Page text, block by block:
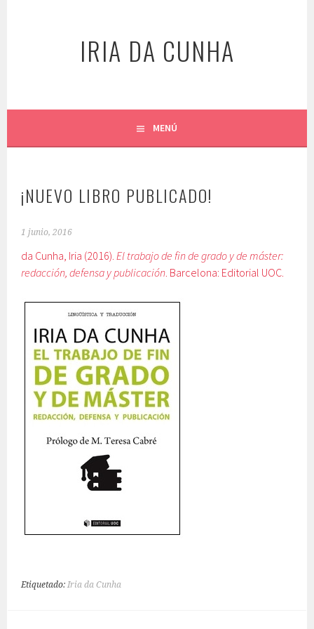
IRIA DA CUNHA
MENÚ
¡NUEVO LIBRO PUBLICADO!
1 junio, 2016
da Cunha, Iria (2016).El trabajo de fin de grado y de máster:
redacción, defensa y publicación. Barcelona: Editorial UOC.
Etiquetado:Iria da Cunha